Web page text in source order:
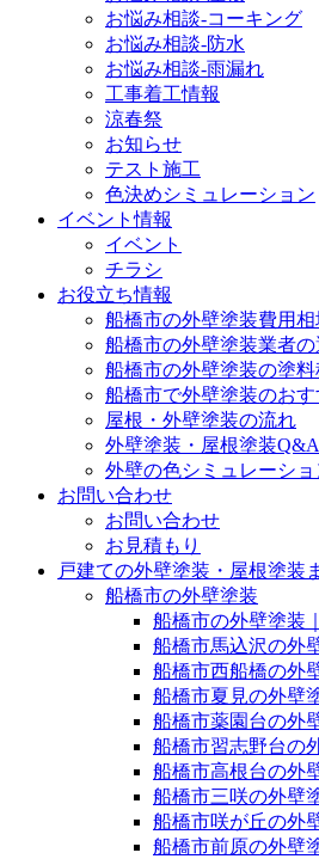
お悩み相談-コーキング
お悩み相談-防水
お悩み相談-雨漏れ
工事着工情報
涼春祭
お知らせ
テスト施工
色決めシミュレーション
イベント情報
イベント
チラシ
お役立ち情報
船橋市の外壁塗装費用相
船橋市の外壁塗装業者
船橋市の外壁塗装の塗
船橋市で外壁塗装のお
屋根・外壁塗装の流れ
外壁塗装・屋根塗装Q&A
外壁の色シミュレーショ
お問い合わせ
お問い合わせ
お見積もり
戸建ての外壁塗装・屋根塗装
船橋市の外壁塗装
船橋市の外壁塗装
船橋市馬込沢の外
船橋市西船橋の外
船橋市夏見の外壁
船橋市薬園台の外
船橋市習志野台の
船橋市高根台の外
船橋市三咲の外壁
船橋市咲が丘の外
船橋市前原の外壁